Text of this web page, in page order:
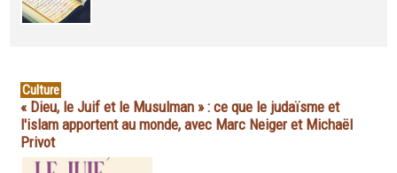
Culture
« Dieu, le Juif et le Musulman » : ce que le judaïsme et
l'islam apportent au monde, avec Marc Neiger et Michaël
Privot